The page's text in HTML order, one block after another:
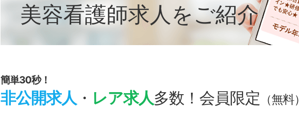
美容看護師求人をご紹介
簡単30秒！
非公開求人 ・ レア求人多数！会員限定 （無料）